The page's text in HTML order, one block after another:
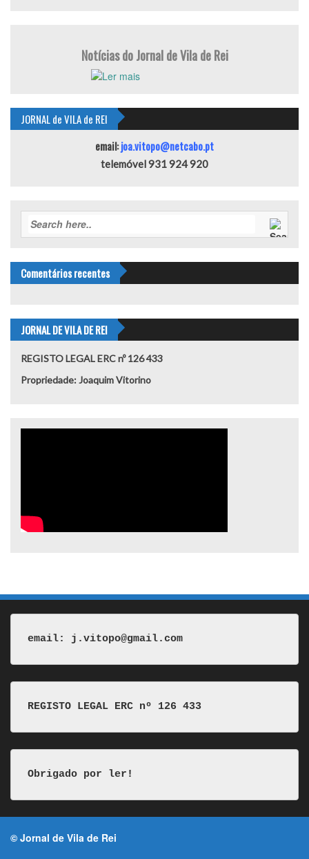
Notícias do Jornal de Vila de Rei
JORNAL de VILA de REI
email:joa.vitopo@netcabo.pt
telemóvel 931 924 920
Comentários recentes
JORNAL DE VILA DE REI
REGISTO LEGAL ERC nº 126 433
Propriedade: Joaquim Vitorino
email: j.vitopo@gmail.com
REGISTO LEGAL ERC nº 126 433
Obrigado por ler!
© Jornal de Vila de Rei